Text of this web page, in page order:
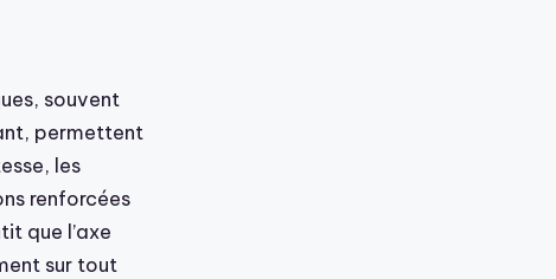
souvent
permettent
les
renforcées
que l’axe
sur tout